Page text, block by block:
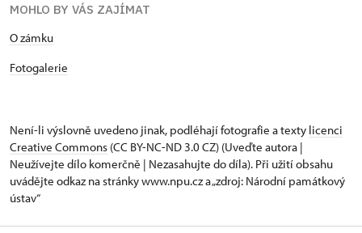
MOHLO BY VÁS ZAJÍMAT
O zámku
Fotogalerie
Není-li výslovně uvedeno jinak, podléhají fotografie a texty licenci
Creative Commons (CC BY-NC-ND 3.0 CZ) (Uveďte autora |
Neužívejte dílo komerčně | Nezasahujte do díla). Při užití obsahu
uvádějte odkaz na stránky www.npu.cz a „zdroj: Národní památkový
ústav“